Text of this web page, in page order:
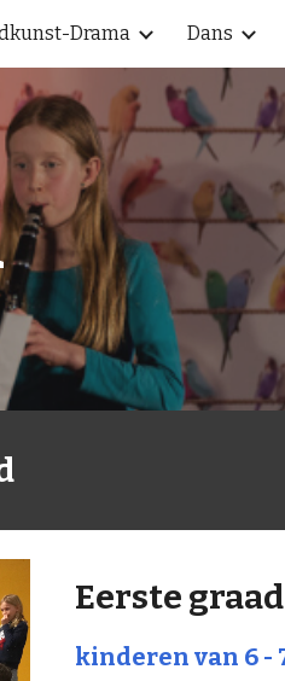
navigationDrama Dans
Eerste graad
kinderen van 6 -